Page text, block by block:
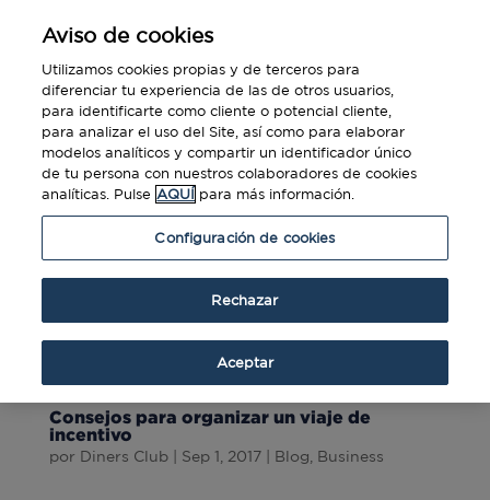
Consejos para organizar un viaje de
incentivo
por Diners Club| Sep 1, 2017| Blog, Business
Aviso de cookies
Utilizamos cookies propias y de terceros para
diferenciar tu experiencia de las de otros usuarios,
para identificarte como cliente o potencial cliente,
para analizar el uso del Site, así como para elaborar
modelos analíticos y compartir un identificador único
de tu persona con nuestros colaboradores de cookies
analíticas. Pulse AQUÍ para más información.
Configuración de cookies
Rechazar
Aceptar